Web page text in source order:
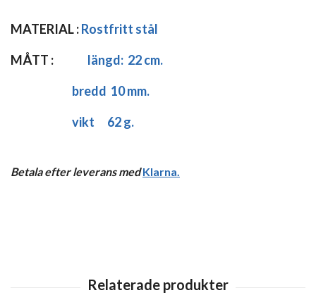
MATERIAL :Rostfritt stål
MÅTT :
längd: 22 cm.
bredd 10 mm.
vikt 62 g.
Betala efter leverans med Klarna.